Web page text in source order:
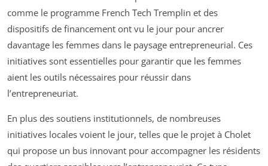
comme le programme French Tech Tremplin et des
dispositifs de financement ont vu le jour pour ancrer
davantage les femmes dans le paysage entrepreneurial. Ces
initiatives sont essentielles pour garantir que les femmes
aient les outils nécessaires pour réussir dans
l’entrepreneuriat.
En plus des soutiens institutionnels, de nombreuses
initiatives locales voient le jour, telles que le projet à Cholet
qui propose un bus innovant pour accompagner les résidents